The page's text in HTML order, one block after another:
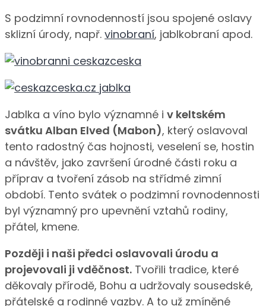
S podzimní rovnodenností jsou spojené oslavy
sklizní úrody, např. vinobraní, jablkobraní apod.
Jablka a víno bylo významné i v keltském
svátku Alban Elved (Mabon), který oslavoval
tento radostný čas hojnosti, veselení se, hostin
a návštěv, jako završení úrodné části roku a
příprav a tvoření zásob na střídmé zimní
období. Tento svátek o podzimní rovnodennosti
byl významný pro upevnění vztahů rodiny,
přátel, kmene.
Později i naši předci oslavovali úrodu a
projevovali ji vděčnost. Tvořili tradice, které
děkovaly přírodě, Bohu a udržovaly sousedské,
přátelské a rodinné vazby. A to už zmíněné